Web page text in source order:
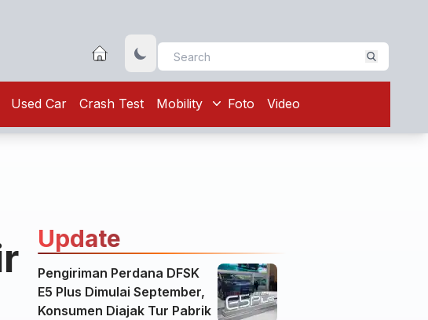
Used Car Crash Test Mobility Foto Video
Update
Pengiriman Perdana DFSK
E5 Plus Dimulai September,
Konsumen Diajak Tur Pabrik